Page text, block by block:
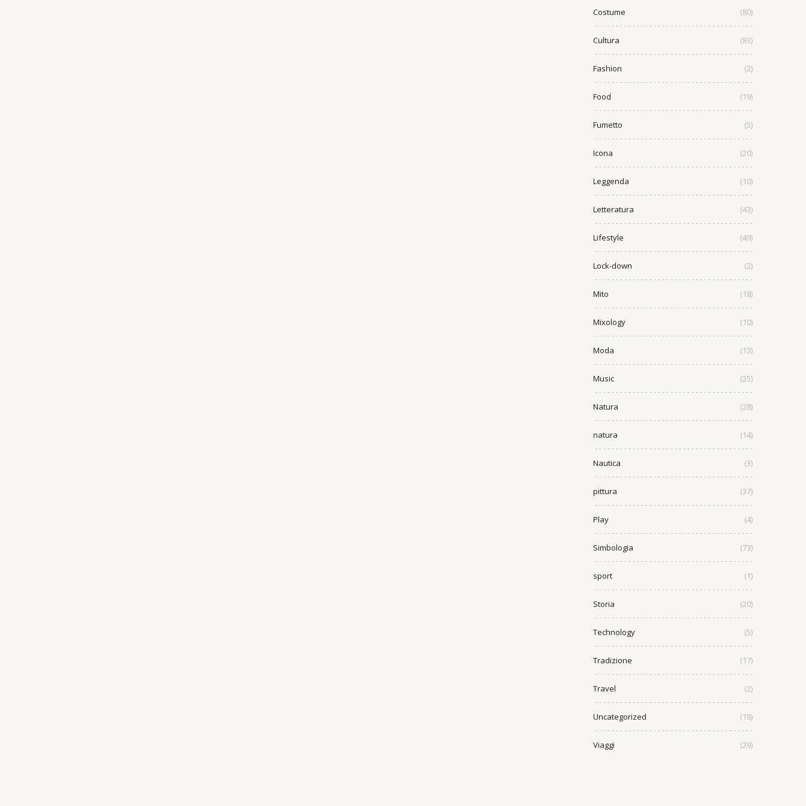
Costume (80)
Cultura (83)
Fashion (2)
Food (19)
Fumetto (5)
Icona (20)
Leggenda (10)
Letteratura (43)
Lifestyle (49)
Lock-down (2)
Mito (18)
Mixology (10)
Moda (13)
Music (25)
Natura (28)
natura (14)
Nautica (3)
pittura (37)
Play (4)
Simbologia (73)
sport (1)
Storia (20)
Technology (5)
Tradizione (17)
Travel (2)
Uncategorized (18)
Viaggi (29)